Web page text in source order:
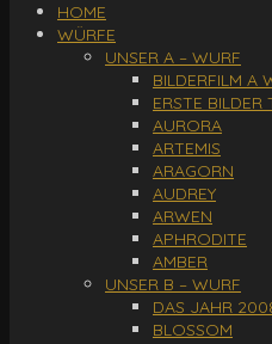
HOME
WÜRFE
UNSER A – WURF
BILDERFILM A
ERSTE BILDER
AURORA
ARTEMIS
ARAGORN
AUDREY
ARWEN
APHRODITE
AMBER
UNSER B – WURF
DAS JAHR
BLOSSOM